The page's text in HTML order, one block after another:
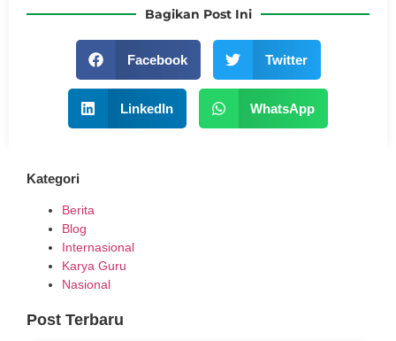
Bagikan Post Ini
Facebook Twitter
LinkedIn WhatsApp
Kategori
Berita
Blog
Internasional
Karya Guru
Nasional
Post Terbaru